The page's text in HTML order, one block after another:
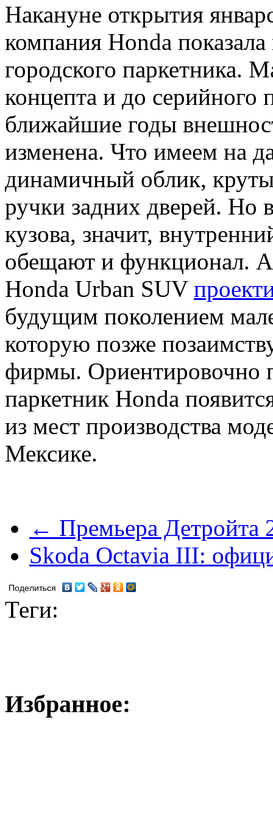
Накануне открытия
компания Honda
городского паркетника.
концепта и до серийного
ближайшие годы
изменена. Что имеем на
динамичный облик,
ручки задних дверей. Но
кузова, значит,
обещают и функционал. А
Honda Urban SUV
будущим поколением
которую позже
фирмы. Ориентировочно
паркетник Honda
из мест производства
Мексике.
← Премьера Детройта
Skoda Octavia III:
Поделиться
Теги:
Избранное: